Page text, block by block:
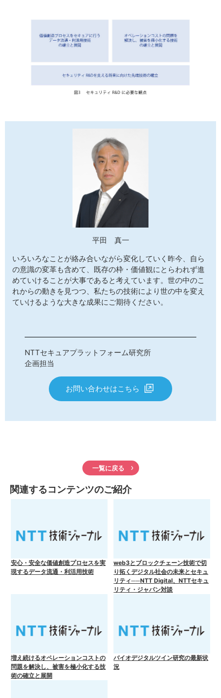
平田 真一
いろいろなことが絡み合いながら変化していく昨今、自ら
の意識の変革も含めて、既存の枠・価値観にとらわれず進
めていけることが大事であると考えています。世の中のこ
れからの動きを見つつ、私たちの技術により世の中を変え
ていけるような大きな成果にご期待ください。
NTTセキュアプラットフォーム研究所
企画担当
お問い合わせはこちら
一覧に戻る
関連するコンテンツのご紹介
安心・安全な価値創造プロセスを実
現するデータ流通・利活用技術
web3とブロックチェーン技術で切
り拓くデジタル社会の未来とセキュ
リティ──NTT Digital、NTTセキュ
リティ・ジャパン対談
増え続けるオペレーションコストの
問題を解決し、被害を極小化する技
術の確立と展開
バイオデジタルツイン研究の最新状
況